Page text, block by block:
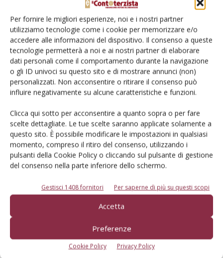
Per fornire le migliori esperienze, noi e i nostri partner
utilizziamo tecnologie come i cookie per memorizzare e/o
accedere alle informazioni del dispositivo. Il consenso a queste
tecnologie permetterà a noi e ai nostri partner di elaborare
dati personali come il comportamento durante la navigazione
o gli ID univoci su questo sito e di mostrare annunci (non)
personalizzati. Non acconsentire o ritirare il consenso può
influire negativamente su alcune caratteristiche e funzioni.
Clicca qui sotto per acconsentire a quanto sopra o per fare
scelte dettagliate. Le tue scelte saranno applicate solamente a
questo sito. È possibile modificare le impostazioni in qualsiasi
momento, compreso il ritiro del consenso, utilizzando i
pulsanti della Cookie Policy o cliccando sul pulsante di gestione
del consenso nella parte inferiore dello schermo.
Gestisci 1408 fornitori Per saperne di più su questi scopi
Accetta
Preferenze
Cookie Policy Privacy Policy
dell’agricoltura
Iscriviti alle nostre newsletter
© Tecniche Nuove Spa. Tutti i diritti riservati. Sede legale Via Eritrea 21 -
20157 Milano | Codice fiscale, Partita IVA e Iscrizione al Registro delle
imprese di Milano: 00753480151
registrata presso il Tribunale di Bologna n. 6111 del 12/06/1992)
ROC "Poste italiane Spa sped. Abbonamento Postale DL 353/2003 conv. L.
27/02/2004 n. 46, art.1c.1: DCB Bologna" ROC n. 24344 dell'11 marzo 2014